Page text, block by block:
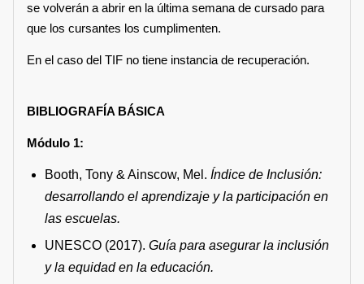
se volverán a abrir en la última semana de cursado para
que los cursantes los cumplimenten.
En el caso del TIF no tiene instancia de recuperación.
BIBLIOGRAFÍA BÁSICA
Módulo 1:
Booth, Tony & Ainscow, Mel.Índice de Inclusión:
desarrollando el aprendizaje y la participación en
las escuelas.
UNESCO (2017).Guía para asegurar la inclusión
y la equidad en la educación.